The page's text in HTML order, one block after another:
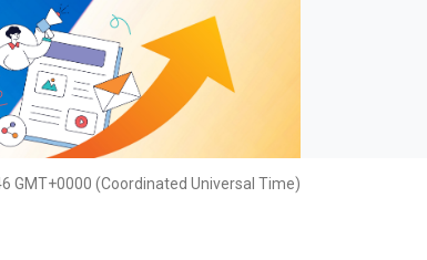
GMT+0000 (Coordinated Universal Time)
活動 關於我們